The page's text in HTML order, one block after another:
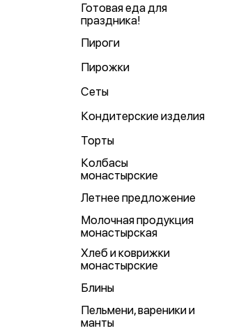
Готовая еда для
праздника!
Пироги
Пирожки
Сеты
Кондитерские изделия
Торты
Колбасы
монастырские
Летнее предложение
Молочная продукция
монастырская
Хлеб и коврижки
монастырские
Блины
Пельмени, вареники и
манты